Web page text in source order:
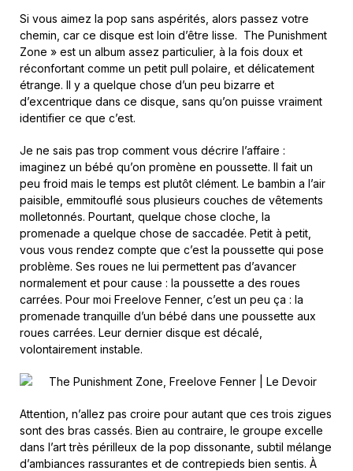
Si vous aimez la pop sans aspérités, alors passez votre
chemin, car ce disque est loin d’être lisse. The Punishment
Zone » est un album assez particulier, à la fois doux et
réconfortant comme un petit pull polaire, et délicatement
étrange. Il y a quelque chose d’un peu bizarre et
d’excentrique dans ce disque, sans qu’on puisse vraiment
identifier ce que c’est.
Je ne sais pas trop comment vous décrire l’affaire :
imaginez un bébé qu’on promène en poussette. Il fait un
peu froid mais le temps est plutôt clément. Le bambin a l’air
paisible, emmitouflé sous plusieurs couches de vêtements
molletonnés. Pourtant, quelque chose cloche, la
promenade a quelque chose de saccadée. Petit à petit,
vous vous rendez compte que c’est la poussette qui pose
problème. Ses roues ne lui permettent pas d’avancer
normalement et pour cause : la poussette a des roues
carrées. Pour moi Freelove Fenner, c’est un peu ça : la
promenade tranquille d’un bébé dans une poussette aux
roues carrées. Leur dernier disque est décalé,
volontairement instable.
Attention, n’allez pas croire pour autant que ces trois zigues
sont des bras cassés. Bien au contraire, le groupe excelle
dans l’art très périlleux de la pop dissonante, subtil mélange
d’ambiances rassurantes et de contrepieds bien sentis. À